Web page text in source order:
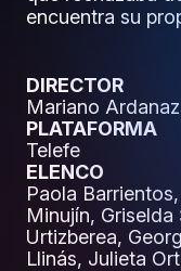
encuentra su
DIRECTOR
Mariano
PLATAFORMA
Telefe
ELENCO
Paola
Minujín,
Urtizberea,
Llinás, Julieta